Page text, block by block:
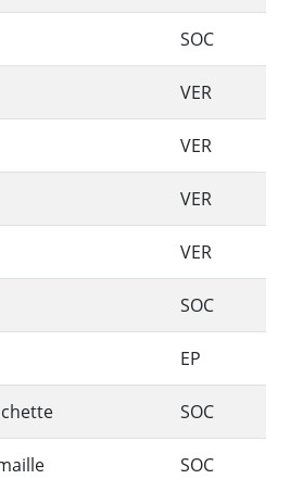
SOC
VER
VER
VER
VER
SOC
EP
SOC
SOC